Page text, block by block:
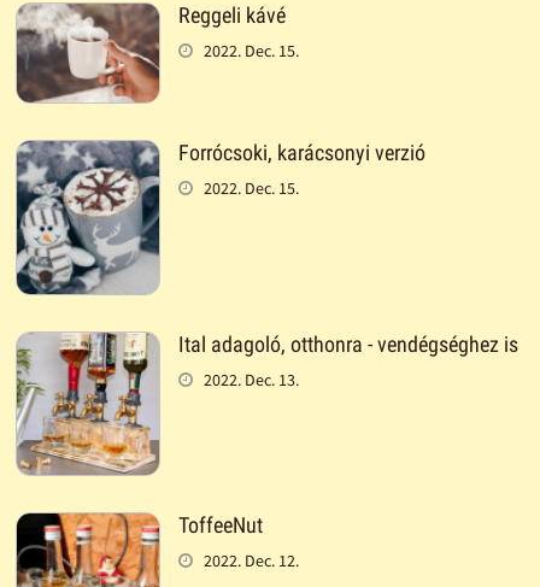
Reggeli kávé
2022. Dec. 15.
Forrócsoki, karácsonyi verzió
2022. Dec. 15.
Ital adagoló, otthonra - vendégséghez is
2022. Dec. 13.
ToffeeNut
2022. Dec. 12.